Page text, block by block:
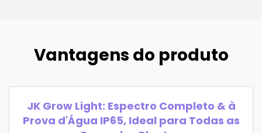
Vantagens do produto
JK Grow Light: Espectro Completo & à
Prova d'Água IP65, Ideal para Todas as